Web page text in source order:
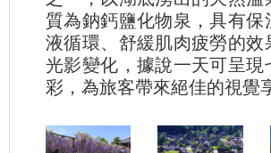
質為鈉鈣鹽化物泉，具有保
液循環、舒緩肌肉疲勞的效
光影變化，據說一天可呈現
彩，為旅客帶來絕佳的視覺